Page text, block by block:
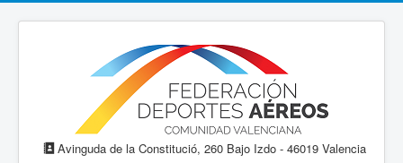
Avinguda de la Constitució, 260 Bajo Izdo - 46019 Valencia